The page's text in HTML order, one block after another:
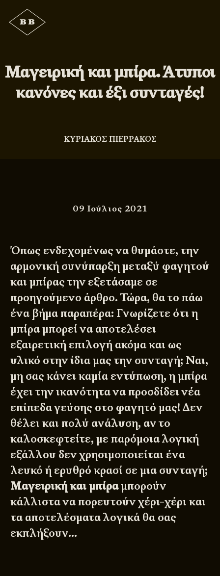
Μαγειρική και μπίρα. Άτυποι
κανόνες και έξι συνταγές!
ΚΥΡΙΑΚΟΣ ΠΙΕΡΡΑΚΟΣ
09 Ιούλιος 2021
Όπως ενδεχομένως να θυμάστε, την
αρμονική συνύπαρξη μεταξύ φαγητού
και μπίρας την εξετάσαμε σε
προηγούμενο άρθρο. Τώρα, θα το πάω
ένα βήμα παραπέρα: Γνωρίζετε ότι η
μπίρα μπορεί να αποτελέσει
εξαιρετική επιλογή ακόμα και ως
υλικό στην ίδια μας την συνταγή; Ναι,
μη σας κάνει καμία εντύπωση, η μπίρα
έχει την ικανότητα να προσδίδει νέα
επίπεδα γεύσης στο φαγητό μας! Δεν
θέλει και πολύ ανάλυση, αν το
καλοσκεφτείτε, με παρόμοια λογική
εξάλλου δεν χρησιμοποιείται ένα
λευκό ή ερυθρό κρασί σε μια συνταγή;
Μαγειρική και μπίραμπορούν
κάλλιστα να πορευτούν χέρι-χέρι και
τα αποτελέσματα λογικά θα σας
εκπλήξουν…